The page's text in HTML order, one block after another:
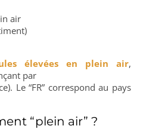
air
élevées en plein air,
par
Le “FR” correspond au pays
“plein air” ?